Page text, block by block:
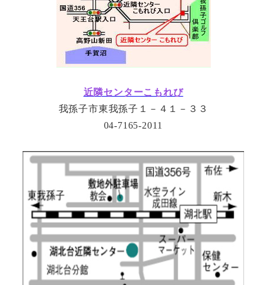
近隣センターこもれび
我孫子市東我孫子１－４１－３３
04-7165-2011